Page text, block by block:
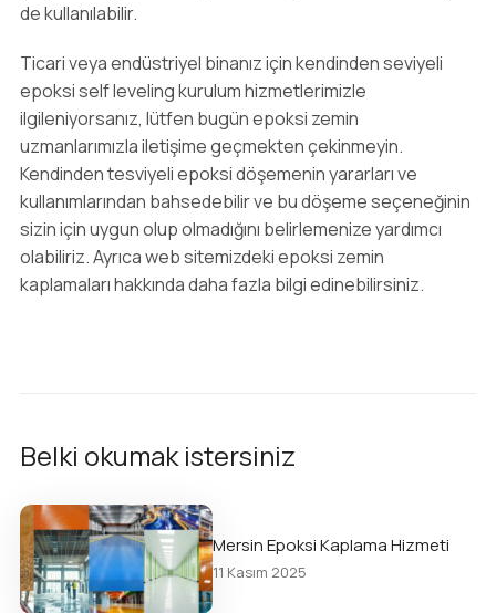
de kullanılabilir.
Ticari veya endüstriyel binanız için kendinden seviyeli
epoksi self leveling kurulum hizmetlerimizle
ilgileniyorsanız, lütfen bugün epoksi zemin
uzmanlarımızla iletişime geçmekten çekinmeyin.
Kendinden tesviyeli epoksi döşemenin yararları ve
kullanımlarından bahsedebilir ve bu döşeme seçeneğinin
sizin için uygun olup olmadığını belirlemenize yardımcı
olabiliriz. Ayrıca web sitemizdeki epoksi zemin
kaplamaları hakkında daha fazla bilgi edinebilirsiniz.
Belki okumak istersiniz
Mersin Epoksi Kaplama Hizmeti
11 Kasım 2025